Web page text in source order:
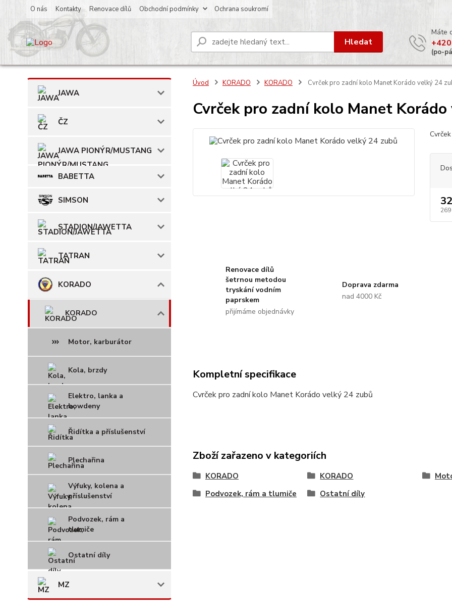
O nás Kontakty Renovace dílů Obchodní podmínky Ochrana soukromí
Hledat
Máte
(po-
JAWA
ČZ
JAWA PIONÝR/MUSTANG
BABETTA
SIMSON
STADION/JAWETTA
TATRAN
KORADO
KORADO
Motor, karburátor
Kola, brzdy
Elektro, lanka a
bowdeny
Řidítka a příslušenství
Plechařina
Výfuky, kolena a
příslušenství
Podvozek, rám a
tlumiče
Ostatní díly
MZ
Úvod KORADO KORADO Cvrček pro zadní kolo Manet Korádo velký 24
Cvrček pro zadní kolo Manet
269
Renovace dílů
šetrnou metodou
tryskání vodním
paprskem
přijímáme objednávky
Doprava zdarma
nad 4000 Kč
Kompletní specifikace
Cvrček pro zadní kolo Manet Korádo velký 24 zubů
Zboží zařazeno v kategoriích
KORADO KORADO
Podvozek, rám a tlumiče
Ostatní díly